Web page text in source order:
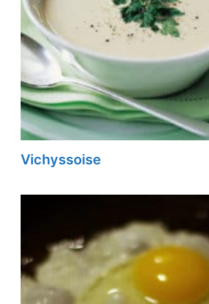
Vichyssoise